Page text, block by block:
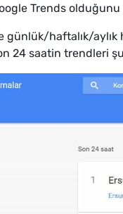
Trends
günlük/haftalık/aylık
24 saatin trendleri